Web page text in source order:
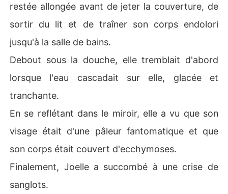
restée allongée avant de jeter la couverture, de
sortir du lit et de traîner son corps endolori
jusqu'à la salle de bains.
Debout sous la douche, elle tremblait d'abord
lorsque l'eau cascadait sur elle, glacée et
tranchante.
En se reflétant dans le miroir, elle a vu que son
visage était d'une pâleur fantomatique et que
son corps était couvert d'ecchymoses.
Finalement, Joelle a succombé à une crise de
sanglots.